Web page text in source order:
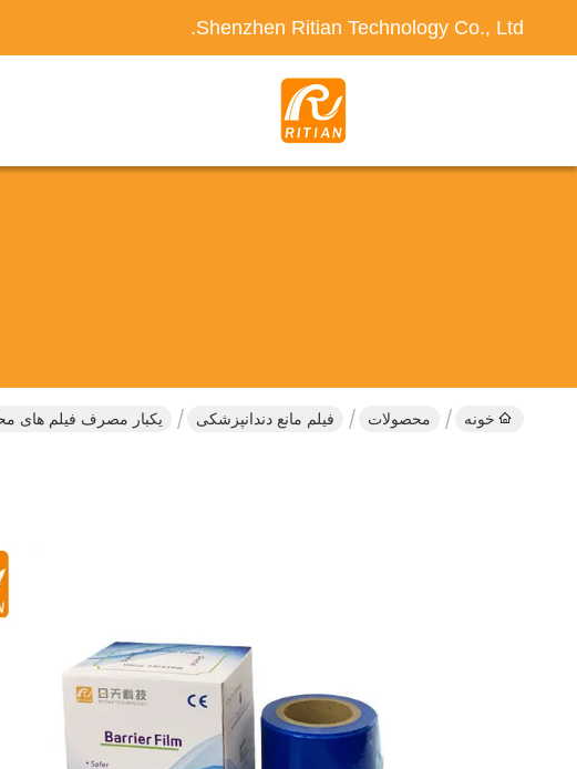
Shenzhen Ritian Technology Co., Ltd.
خونه محصولات فیلم مانع دندانپزشکی یکبار مصرف فیلم های